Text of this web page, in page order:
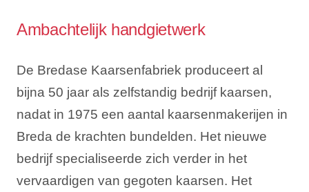
Ambachtelijk handgietwerk
De Bredase Kaarsenfabriek produceert al
bijna 50 jaar als zelfstandig bedrijf kaarsen,
nadat in 1975 een aantal kaarsenmakerijen in
Breda de krachten bundelden. Het nieuwe
bedrijf specialiseerde zich verder in het
vervaardigen van gegoten kaarsen. Het